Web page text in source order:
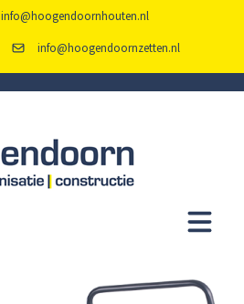
info@hoogendoornhouten.nl
info@hoogendoornzetten.nl